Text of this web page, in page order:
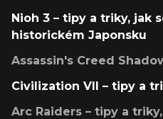
Nioh 3 – tipy a triky, jak
historickém Japonsku
Assassin's Creed
Civilization VII – tipy a
Arc Raiders – tipy a